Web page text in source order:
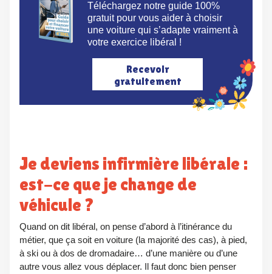
Téléchargez notre guide 100%
gratuit pour vous aider à choisir
une voiture qui s’adapte vraiment à
votre exercice libéral !
Recevoir
gratuitement
Je deviens infirmière libérale :
est-ce que je change de
véhicule ?
Quand on dit libéral, on pense d’abord à l’itinérance du
métier, que ça soit en voiture (la majorité des cas), à pied,
à ski ou à dos de dromadaire… d’une manière ou d’une
autre vous allez vous déplacer. Il faut donc bien penser